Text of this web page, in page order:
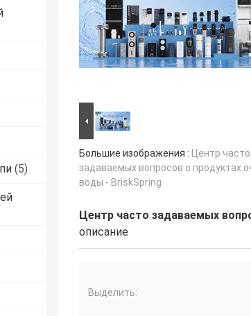
(5)
Большие изображения : Центр часто
задаваемых вопросов о продуктах
воды - BriskSpring
Центр часто задаваемых
описание
Выделить: